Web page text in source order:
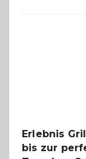
Erlebnis
bis zur